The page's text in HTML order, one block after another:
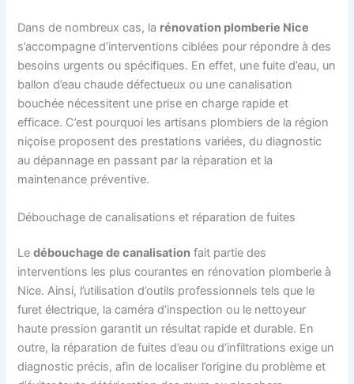
Dans de nombreux cas, la rénovation plomberie Nice
s’accompagne d’interventions ciblées pour répondre à des
besoins urgents ou spécifiques. En effet, une fuite d’eau, un
ballon d’eau chaude défectueux ou une canalisation
bouchée nécessitent une prise en charge rapide et
efficace. C’est pourquoi les artisans plombiers de la région
niçoise proposent des prestations variées, du diagnostic
au dépannage en passant par la réparation et la
maintenance préventive.
Débouchage de canalisations et réparation de fuites
Ledébouchage de canalisation fait partie des
interventions les plus courantes en rénovation plomberie à
Nice. Ainsi, l’utilisation d’outils professionnels tels que le
furet électrique, la caméra d’inspection ou le nettoyeur
haute pression garantit un résultat rapide et durable. En
outre, la réparation de fuites d’eau ou d’infiltrations exige un
diagnostic précis, afin de localiser l’origine du problème et